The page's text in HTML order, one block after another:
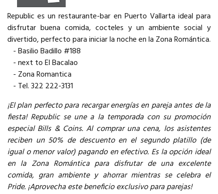
Republic es un restaurante-bar en Puerto Vallarta ideal para
disfrutar buena comida, cocteles y un ambiente social y
divertido, perfecto para iniciar la noche en la Zona Romántica.
- Basilio Badillo #188
- next to El Bacalao
- Zona Romantica
- Tel. 322 222-3131
¡El plan perfecto para recargar energías en pareja antes de la
fiesta! Republic se une a la temporada con su promoción
especial Bills & Coins. Al comprar una cena, los asistentes
reciben un 50% de descuento en el segundo platillo (de
igual o menor valor) pagando en efectivo. Es la opción ideal
en la Zona Romántica para disfrutar de una excelente
comida, gran ambiente y ahorrar mientras se celebra el
Pride. ¡Aprovecha este beneficio exclusivo para parejas!